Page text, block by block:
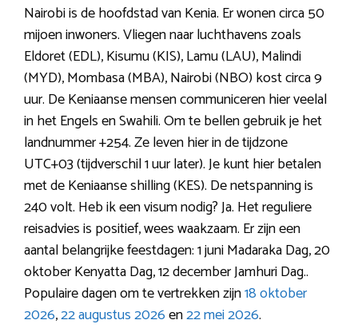
Nairobi is de hoofdstad van Kenia. Er wonen circa 50
mijoen inwoners. Vliegen naar luchthavens zoals
Eldoret (EDL), Kisumu (KIS), Lamu (LAU), Malindi
(MYD), Mombasa (MBA), Nairobi (NBO) kost circa 9
uur. De Keniaanse mensen communiceren hier veelal
in het Engels en Swahili. Om te bellen gebruik je het
landnummer +254. Ze leven hier in de tijdzone
UTC+03 (tijdverschil 1 uur later). Je kunt hier betalen
met de Keniaanse shilling (KES). De netspanning is
240 volt. Heb ik een visum nodig? Ja. Het reguliere
reisadvies is positief, wees waakzaam. Er zijn een
aantal belangrijke feestdagen: 1 juni Madaraka Dag, 20
oktober Kenyatta Dag, 12 december Jamhuri Dag..
Populaire dagen om te vertrekken zijn18 oktober
2026,22 augustus 2026en22 mei 2026.